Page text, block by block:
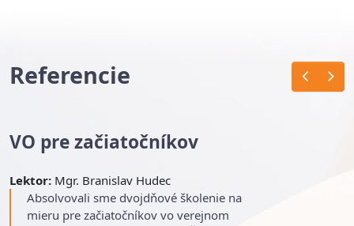
Referencie
VO pre začiatočníkov
Lektor: Mgr. Branislav Hudec
Absolvovali sme dvojdňové školenie na
mieru pre začiatočníkov vo verejnom